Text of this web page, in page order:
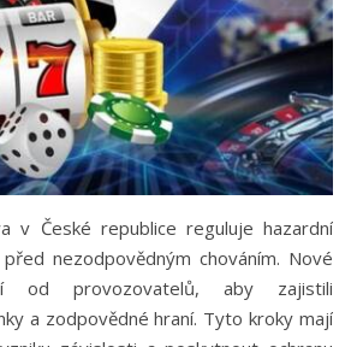
v České republice reguluje hazardní
nezodpovědným chováním. Nové
od provozovatelů, aby zajistili
a zodpovědné hraní. Tyto kroky mají